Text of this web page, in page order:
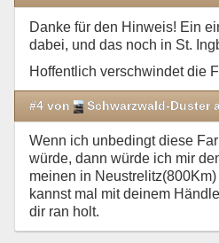
Danke für den Hinweis! Ein
dabei, und das noch in St.
Hoffentlich verschwindet die
#4 von Schwarzwald-Duster
Wenn ich unbedingt diese
würde, dann würde ich mir
meinen in
kannst mal mit deinem
dir ran holt.